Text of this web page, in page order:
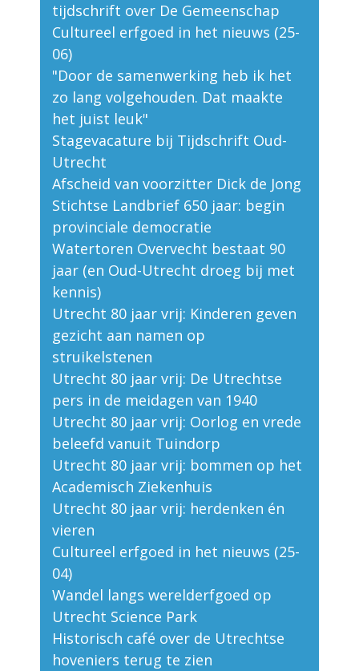
tijdschrift over De Gemeenschap
Cultureel erfgoed in het nieuws (25-
06)
"Door de samenwerking heb ik het
zo lang volgehouden. Dat maakte
het juist leuk"
Stagevacature bij Tijdschrift Oud-
Utrecht
Afscheid van voorzitter Dick de Jong
Stichtse Landbrief 650 jaar: begin
provinciale democratie
Watertoren Overvecht bestaat 90
jaar (en Oud-Utrecht droeg bij met
kennis)
Utrecht 80 jaar vrij: Kinderen geven
gezicht aan namen op
struikelstenen
Utrecht 80 jaar vrij: De Utrechtse
pers in de meidagen van 1940
Utrecht 80 jaar vrij: Oorlog en vrede
beleefd vanuit Tuindorp
Utrecht 80 jaar vrij: bommen op het
Academisch Ziekenhuis
Utrecht 80 jaar vrij: herdenken én
vieren
Cultureel erfgoed in het nieuws (25-
04)
Wandel langs werelderfgoed op
Utrecht Science Park
Historisch café over de Utrechtse
hoveniers terug te zien